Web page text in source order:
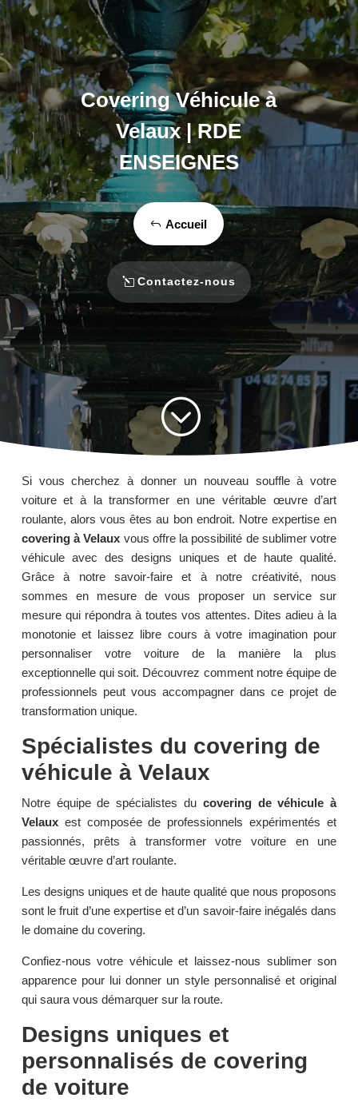
Covering Véhicule à
Velaux | RDE
ENSEIGNES
Accueil
Contactez-nous
;
Si vous cherchez à donner un nouveau souffle à votre
voiture et à la transformer en une véritable œuvre d’art
roulante, alors vous êtes au bon endroit. Notre expertise en
covering à Velaux vous offre la possibilité de sublimer votre
véhicule avec des designs uniques et de haute qualité.
Grâce à notre savoir-faire et à notre créativité, nous
sommes en mesure de vous proposer un service sur
mesure qui répondra à toutes vos attentes. Dites adieu à la
monotonie et laissez libre cours à votre imagination pour
personnaliser votre voiture de la manière la plus
exceptionnelle qui soit. Découvrez comment notre équipe de
professionnels peut vous accompagner dans ce projet de
transformation unique.
Spécialistes du covering de
véhicule à Velaux
Notre équipe de spécialistes du covering de véhicule à
Velauxest composée de professionnels expérimentés et
passionnés, prêts à transformer votre voiture en une
véritable œuvre d’art roulante.
Les designs uniques et de haute qualité que nous proposons
sont le fruit d’une expertise et d’un savoir-faire inégalés dans
le domaine du covering.
Confiez-nous votre véhicule et laissez-nous sublimer son
apparence pour lui donner un style personnalisé et original
qui saura vous démarquer sur la route.
Designs uniques et
personnalisés de covering
de voiture